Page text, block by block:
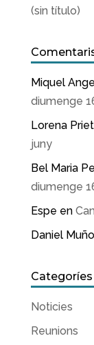
(sin título)
Miquel
diumenge
Lorena
juny
Bel Maria
diumenge
Espe en
Daniel
Categoríes
Noticies
Reunions